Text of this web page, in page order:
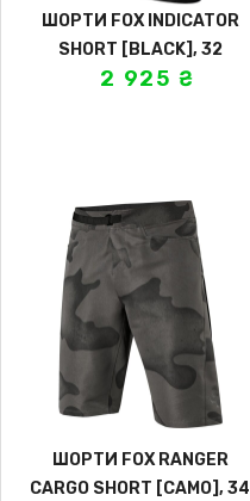
ШОРТИ FOX INDICATOR
SHORT [BLACK], 32
2 925 ₴
ШОРТИ FOX RANGER
CARGO SHORT [CAMO], 34